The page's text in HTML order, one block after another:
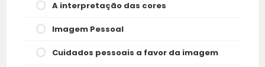
A interpretação das cores
Imagem Pessoal
Cuidados pessoais a favor da imagem